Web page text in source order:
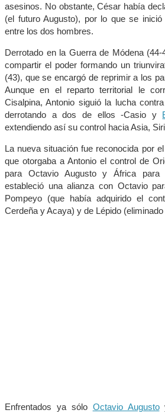
asesinos. No obstante, César había
(el futuro Augusto), por lo que se
entre los dos hombres.
Derrotado en la Guerra de Módena
compartir el poder formando un
(43), que se encargó de reprimir a los
Aunque en el reparto territorial le
Cisalpina, Antonio siguió la lucha
derrotando a dos de ellos -Casio y
extendiendo así su control hacia Asia,
La nueva situación fue reconocida por
que otorgaba a Antonio el control de
para Octavio Augusto y África
estableció una alianza con Octavio
Pompeyo (que había adquirido el
Cerdeña y Acaya) y de Lépido (eliminado
Enfrentados ya sólo Octavio Augusto